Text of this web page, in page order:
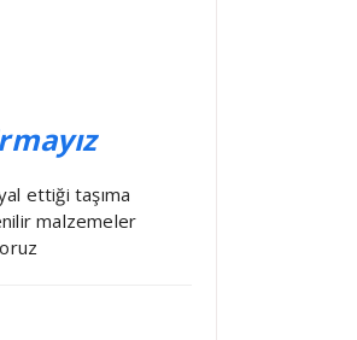
ettiği taşıma
malzemeler